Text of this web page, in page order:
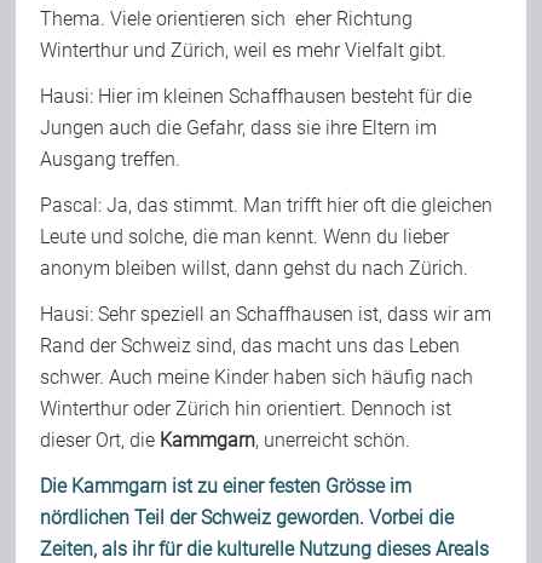
Thema. Viele orientieren sich eher Richtung
Winterthur und Zürich, weil es mehr Vielfalt gibt.
Hausi: Hier im kleinen Schaffhausen besteht für die
Jungen auch die Gefahr, dass sie ihre Eltern im
Ausgang treffen.
Pascal: Ja, das stimmt. Man trifft hier oft die gleichen
Leute und solche, die man kennt. Wenn du lieber
anonym bleiben willst, dann gehst du nach Zürich.
Hausi: Sehr speziell an Schaffhausen ist, dass wir am
Rand der Schweiz sind, das macht uns das Leben
schwer. Auch meine Kinder haben sich häufig nach
Winterthur oder Zürich hin orientiert. Dennoch ist
dieser Ort, die Kammgarn, unerreicht schön.
Die Kammgarn ist zu einer festen Grösse im
nördlichen Teil der Schweiz geworden. Vorbei die
Zeiten, als ihr für die kulturelle Nutzung dieses Areals